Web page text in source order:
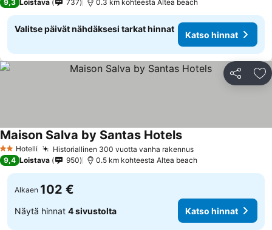
9,3 Loistava 737 0.3 km kohteesta Altea beach
Valitse päivät nähdäksesi tarkat hinnat
Katso hinnat
Jaa
2 Tähtiluokitus
Hotelli Historiallinen 300 vuotta vanha rakennus
Maison Salva by Santas Hotels
9,4 Loistava 950 0.5 km kohteesta Altea beach
Alkaen 102 €
Näytä hinnat 4 sivustolta Katso hinnat